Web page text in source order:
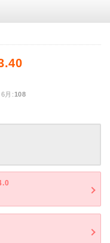
:108